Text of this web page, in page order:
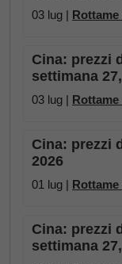
03 lug |
Cina: prezzi
settimana
03 lug |
Cina: prezzi
2026
01 lug |
Cina: prezzi
settimana